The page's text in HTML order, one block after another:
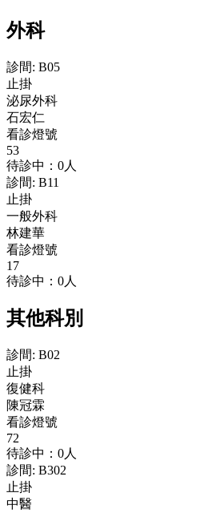
外科
診間: B05
止掛
泌尿外科
石宏仁
看診燈號
53
待診中：0人
診間: B11
止掛
一般外科
林建華
看診燈號
17
待診中：0人
其他科別
診間: B02
止掛
復健科
陳冠霖
看診燈號
72
待診中：0人
診間: B302
止掛
中醫